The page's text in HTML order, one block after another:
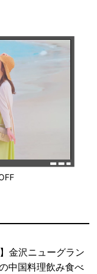
金沢ニューグラン
中国料理飲み食べ